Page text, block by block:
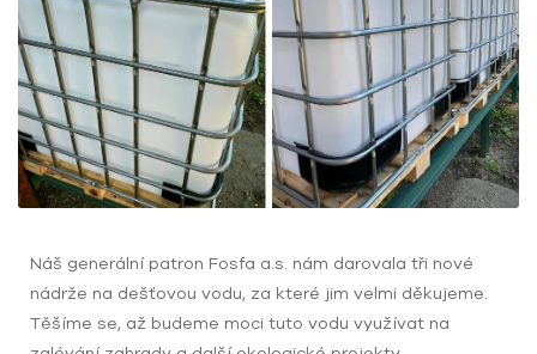
Náš generální patron Fosfa a.s. nám darovala tři nové
nádrže na dešťovou vodu, za které jim velmi děkujeme.
Těšíme se, až budeme moci tuto vodu využívat na